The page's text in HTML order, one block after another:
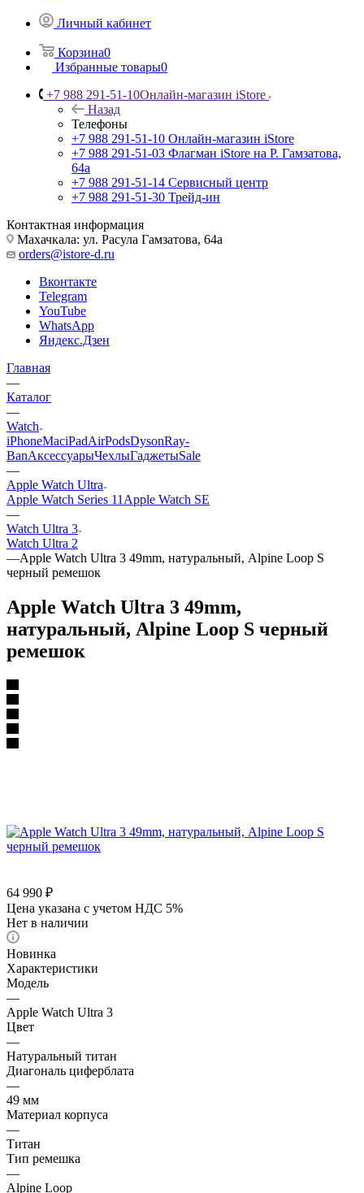
Личный кабинет
Корзина0
Избранные товары0
+7 988 291-51-10Онлайн-магазин iStore
Назад
Телефоны
+7 988 291-51-10 Онлайн-магазин iStore
+7 988 291-51-03 Флагман iStore на Р. Гамзатова,
64а
+7 988 291-51-14 Сервисный центр
+7 988 291-51-30 Трейд-ин
Контактная информация
Махачкала: ул. Расула Гамзатова, 64а
orders@istore-d.ru
Вконтакте
Telegram
YouTube
WhatsApp
Яндекс.Дзен
Главная
—
Каталог
—
Watch
iPhoneMaciPadAirPodsDysonRay-
BanАксессуарыЧехлыГаджетыSale
—
Apple Watch Ultra
Apple Watch Series 11 Apple Watch SE
—
Watch Ultra 3
Watch Ultra 2
—Apple Watch Ultra 3 49mm, натуральный, Alpine Loop S
черный ремешок
Apple Watch Ultra 3 49mm,
натуральный, Alpine Loop S черный
ремешок
64 990 ₽
Цена указана с учетом НДС 5%
Нет в наличии
Новинка
Характеристики
Модель
—
Apple Watch Ultra 3
Цвет
—
Натуральный титан
Диагональ циферблата
—
49 мм
Материал корпуса
—
Титан
Тип ремешка
—
Alpine Loop